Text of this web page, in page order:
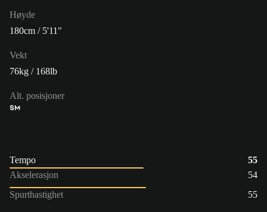
Høyde
180cm / 5'11"
Vekt
76kg / 168lb
Alt. posisjoner
SM
Tempo
55
Akselerasjon
54
Spurthastighet
55